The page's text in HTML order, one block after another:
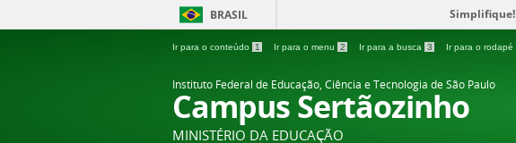
BRASIL Simplifique!
Ir para o conteúdo 1 Ir para o menu 2 Ir para a busca 3 Ir para o rodapé
Instituto Federal de Educação, Ciência e Tecnologia de São Paulo
Campus Sertãozinho
MINISTÉRIO DA EDUCAÇÃO